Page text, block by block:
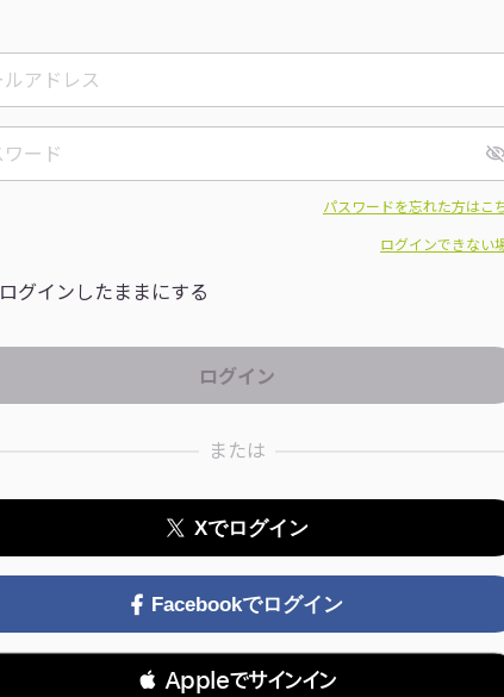
パスワードを忘れた方はこ
ログインできない
ログインしたままにする
または
Xでログイン
Facebookでログイン
 Appleでサインイン